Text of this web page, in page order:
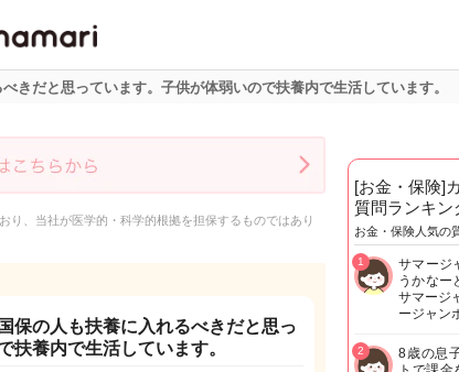
サイト
きだと思っています。子供が体弱いので扶養内で生活しています。
、当社が医学的・科学的根拠を担保するものではあり
保の人も扶養に入れるべきだと思っ
扶養内で生活しています。
[お金・保険]
質問ランキン
お金・保険人気の
サマージ
うかなー
サマージ
ージャン
1
8歳の息
2